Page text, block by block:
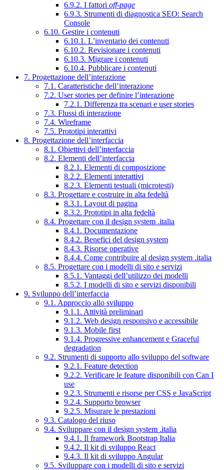
6.9.2. I fattori off-page
6.9.3. Strumenti di diagnostica SEO: Search
Console
6.10. Gestire i contenuti
6.10.1. L’inventario dei contenuti
6.10.2. Revisionare i contenuti
6.10.3. Migrare i contenuti
6.10.4. Pubblicare i contenuti
7. Progettazione dell’interazione
7.1. Caratteristiche dell’interazione
7.2. User stories per definire l’interazione
7.2.1. Differenza tra scenari e user stories
7.3. Flussi di interazione
7.4. Wireframe
7.5. Prototipi interattivi
8. Progettazione dell’interfaccia
8.1. Obiettivi dell’interfaccia
8.2. Elementi dell’interfaccia
8.2.1. Elementi di composizione
8.2.2. Elementi interattivi
8.2.3. Elementi testuali (microtesti)
8.3. Progettare e costruire in alta fedeltà
8.3.1. Layout di pagina
8.3.2. Prototipi in alta fedeltà
8.4. Progettare con il design system .italia
8.4.1. Documentazione
8.4.2. Benefici del design system
8.4.3. Risorse operative
8.4.4. Come contribuire al design system .italia
8.5. Progettare con i modelli di sito e servizi
8.5.1. Vantaggi dell’utilizzo dei modelli
8.5.2. I modelli di sito e servizi disponibili
9. Sviluppo dell’interfaccia
9.1. Approccio allo sviluppo
9.1.1. Attività preliminari
9.1.2. Web design responsivo e accessibile
9.1.3. Mobile first
9.1.4. Progressive enhancement e Graceful
degradation
9.2. Strumenti di supporto allo sviluppo del software
9.2.1. Feature detection
9.2.2. Verificare le feature disponibili con Can I
use
9.2.3. Strumenti e risorse per CSS e JavaScript
9.2.4. Supporto browser
9.2.5. Misurare le prestazioni
9.3. Catalogo del riuso
9.4. Sviluppare con il design system .italia
9.4.1. Il framework Bootstrap Italia
9.4.2. Il kit di sviluppo React
9.4.3. Il kit di sviluppo Angular
9.5. Sviluppare con i modelli di sito e servizi